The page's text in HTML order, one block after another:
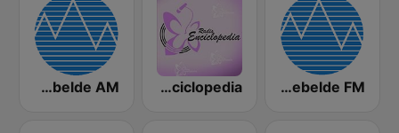
Radio Rebelde FM
Radio Enciclopedia
Radio Rebelde AM